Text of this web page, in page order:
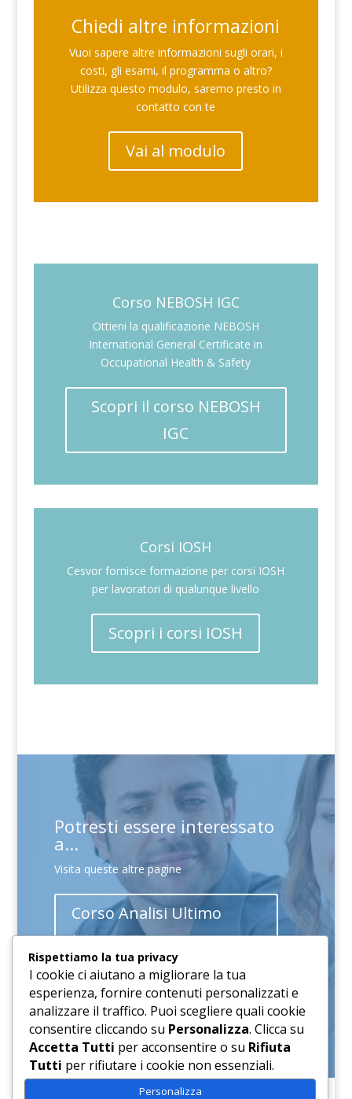
Chiedi altre informazioni
Vuoi sapere altre informazioni sugli orari, i
costi, gli esami, il programma o altro?
Utilizza questo modulo, saremo presto in
contatto con te
Vai al modulo
Corso NEBOSH IGC
Ottieni la qualificazione NEBOSH
International General Certificate in
Occupational Health & Safety
Scopri il corso NEBOSH
IGC
Corsi IOSH
Cesvor fornisce formazione per corsi IOSH
per lavoratori di qualunque livello
Scopri i corsi IOSH
Potresti essere interessato
a...
Visita queste altre pagine
Corso Analisi Ultimo
Istante
Corsi di Business English
Rispettiamo la tua privacy
I cookie ci aiutano a migliorare la tua
esperienza, fornire contenuti personalizzati e
analizzare il traffico. Puoi scegliere quali cookie
consentire cliccando su Personalizza. Clicca su
Accetta Tutti per acconsentire o su Rifiuta
Tutti per rifiutare i cookie non essenziali.
Personalizza